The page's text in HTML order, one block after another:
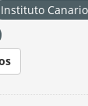
Instituto